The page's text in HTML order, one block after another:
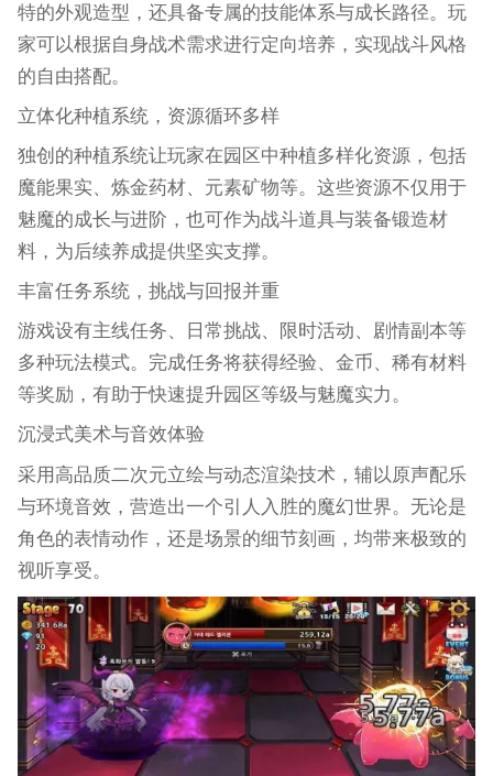
特的外观造型，还具备专属的技能体系与成长路径。玩
家可以根据自身战术需求进行定向培养，实现战斗风格
的自由搭配。
立体化种植系统，资源循环多样
独创的种植系统让玩家在园区中种植多样化资源，包括
魔能果实、炼金药材、元素矿物等。这些资源不仅用于
魅魔的成长与进阶，也可作为战斗道具与装备锻造材
料，为后续养成提供坚实支撑。
丰富任务系统，挑战与回报并重
游戏设有主线任务、日常挑战、限时活动、剧情副本等
多种玩法模式。完成任务将获得经验、金币、稀有材料
等奖励，有助于快速提升园区等级与魅魔实力。
沉浸式美术与音效体验
采用高品质二次元立绘与动态渲染技术，辅以原声配乐
与环境音效，营造出一个引人入胜的魔幻世界。无论是
角色的表情动作，还是场景的细节刻画，均带来极致的
视听享受。